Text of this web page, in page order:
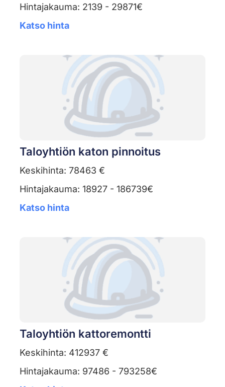
Hintajakauma: 2139 - 29871€
Katso hinta
Taloyhtiön katon pinnoitus
Keskihinta: 78463 €
Hintajakauma: 18927 - 186739€
Katso hinta
Taloyhtiön kattoremontti
Keskihinta: 412937 €
Hintajakauma: 97486 - 793258€